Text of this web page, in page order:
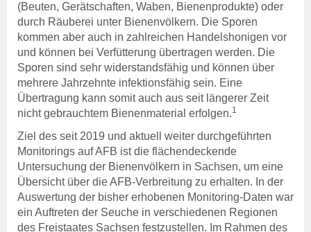
Über uns
Tierseuchenkasse
Aufgaben
Organisation
Verwaltungsrat
Jahresberichte
Häufige Fragen
Leichte Sprache
Rechtsgrundlagen
Allgemeine
Rechtsgrundlagen
Beitragssatzung
(Beuten, Gerätschaften, Waben, Bienenprodukte) oder
durch Räuberei unter Bienenvölkern. Die Sporen
kommen aber auch in zahlreichen Handelshonigen vor
und können bei Verfütterung übertragen werden. Die
Sporen sind sehr widerstandsfähig und können über
mehrere Jahrzehnte infektionsfähig sein. Eine
Übertragung kann somit auch aus seit längerer Zeit
nicht gebrauchtem Bienenmaterial erfolgen.1
Ziel des seit 2019 und aktuell weiter durchgeführten
Monitorings auf AFB ist die flächendeckende
Untersuchung der Bienenvölkern in Sachsen, um eine
Übersicht über die AFB-Verbreitung zu erhalten. In der
Auswertung der bisher erhobenen Monitoring-Daten war
ein Auftreten der Seuche in verschiedenen Regionen
des Freistaates Sachsen festzustellen. Im Rahmen des